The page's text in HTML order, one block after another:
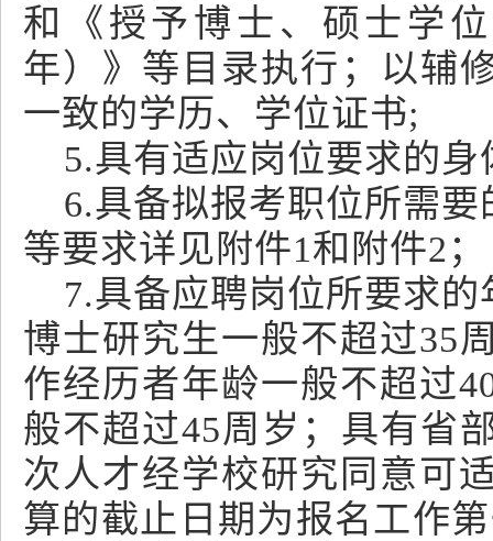
和《授予博士、硕士学
年）》等目录执行；以辅
一致的学历、学位证书;
5.具有适应岗位要求的身
6.具备拟报考职位所需
等要求详见附件1和附件2；
7.具备应聘岗位所要求
博士研究生一般不超过35
作经历者年龄一般不超过
般不超过45周岁；具有省
次人才经学校研究同意可
算的截止日期为报名工作